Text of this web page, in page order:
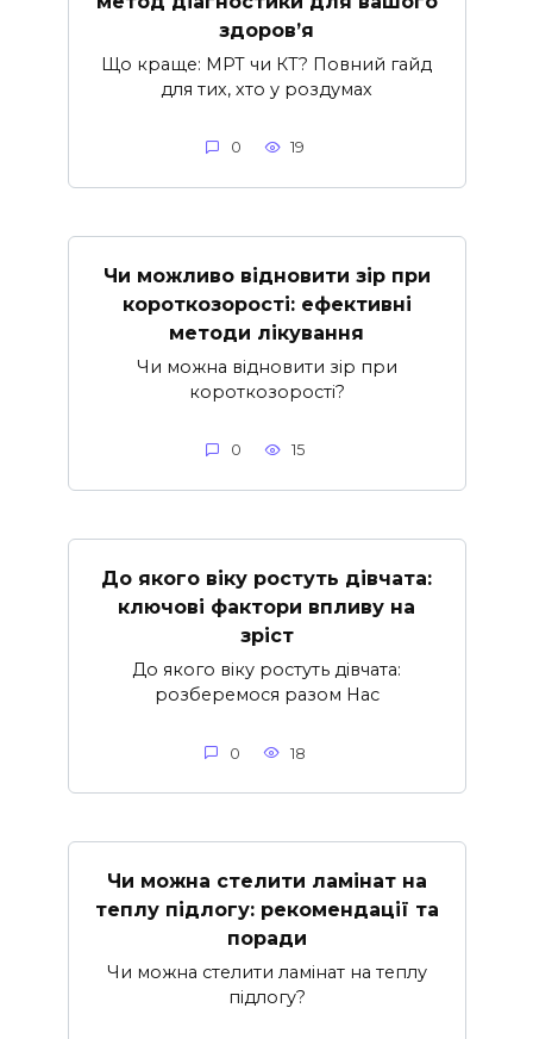
здоров’я
Що краще: МРТ чи КТ? Повний гайд
для тих, хто у роздумах
0 19
Чи можливо відновити зір при
короткозорості: ефективні
методи лікування
Чи можна відновити зір при
короткозорості?
0 15
До якого віку ростуть дівчата:
ключові фактори впливу на
зріст
До якого віку ростуть дівчата:
розберемося разом Нас
0 18
Чи можна стелити ламінат на
теплу підлогу: рекомендації та
поради
Чи можна стелити ламінат на теплу
підлогу?